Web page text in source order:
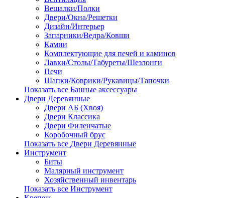
Вешалки/Полки
Двери/Окна/Решетки
Дизайн/Интерьер
Запарники/Ведра/Ковши
Камни
Комплектующие для печей и каминов
Лавки/Столы/Табуреты/Шезлонги
Печи
Шапки/Коврики/Рукавицы/Тапочки
Показать все Банные аксессуары
Двери Деревянные
Двери АБ (Хвоя)
Двери Классика
Двери Филенчатые
Коробочный брус
Показать все Двери Деревянные
Инструмент
Биты
Малярный инструмент
Хозяйственный инвентарь
Показать все Инструмент